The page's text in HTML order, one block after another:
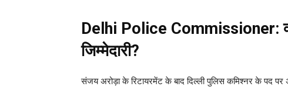
Delhi Police Commissioner:
जिम्मेदारी?
संजय अरोड़ा के रिटायरमेंट के बाद दिल्ली पुलिस कमिश्नर के पद